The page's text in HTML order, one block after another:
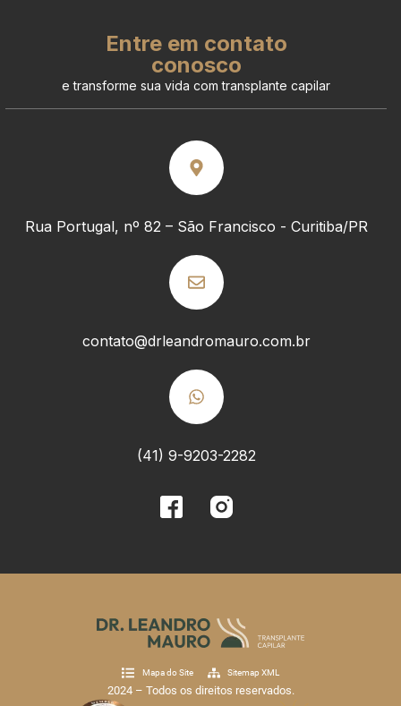
Entre em contato
conosco
e transforme sua vida com transplante capilar
Rua Portugal, nº 82 – São Francisco - Curitiba/PR
contato@drleandromauro.com.br
(41) 9-9203-2282
Mapa do Site Sitemap XML
2024 – Todos os direitos reservados.